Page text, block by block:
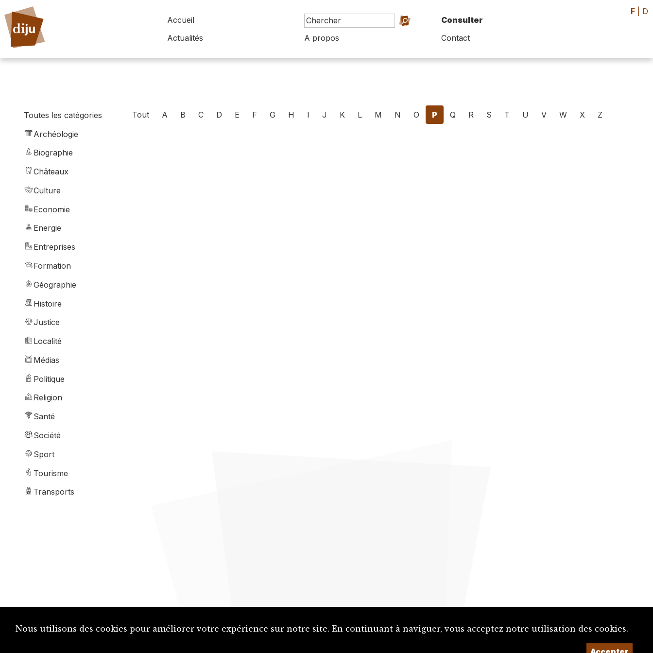
Accueil
Consulter
Actualités
A propos Contact
F D
Toutes les catégories
Archéologie
Biographie
Châteaux
Culture
Economie
Energie
Entreprises
Formation
Géographie
Histoire
Justice
Localité
Médias
Politique
Religion
Santé
Société
Sport
Tourisme
Transports
Tout A B C D E F G H I J K L M N O P Q R S T U V W X Z
Nous utilisons des cookies pour améliorer votre expérience sur notre site. En continuant à naviguer, vous acceptez notre utilisation des cookies.